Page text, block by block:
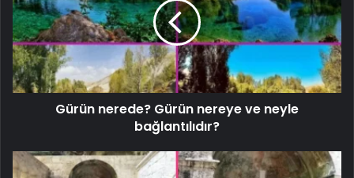
Gürün nerede? Gürün nereye ve neyle
bağlantılıdır?